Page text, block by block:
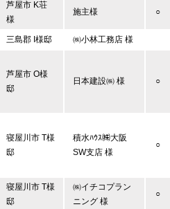
芦屋市 K荘
様
施主様 ○
三島郡 I様邸 ㈱小林工務店 様
芦屋市 O様
邸
日本建設㈱ 様 ○
寝屋川市 T様
邸
積水ﾊｳｽ㈱大阪
SW支店 様
○
寝屋川市 T様
邸
㈱イチコプラン
ニング 様
○